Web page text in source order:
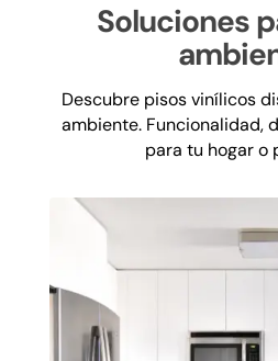
Soluciones
Descubre pisos vinílicos
ambiente. Funcionalidad,
para tu hogar o